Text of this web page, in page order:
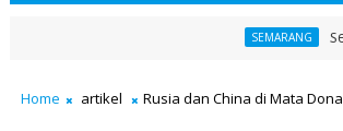
SEMARANG
Home artikel Rusia dan China di Mata